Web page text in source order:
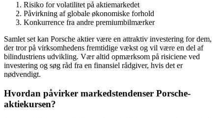
Risiko for volatilitet på aktiemarkedet
Påvirkning af globale økonomiske forhold
Konkurrence fra andre premiumbilmærker
Samlet set kan Porsche aktier være en attraktiv investering for dem,
der tror på virksomhedens fremtidige vækst og vil være en del af
bilindustriens udvikling. Vær altid opmærksom på risiciene ved
investering og søg råd fra en finansiel rådgiver, hvis det er
nødvendigt.
Hvordan påvirker markedstendenser Porsche-
aktiekursen?